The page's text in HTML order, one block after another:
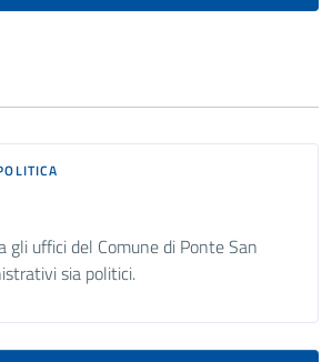
gli uffici del Comune di Ponte San
sia politici.